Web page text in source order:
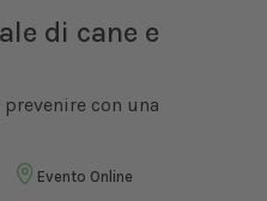
di cane e
con una
Evento Online